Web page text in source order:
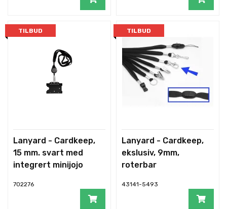
TILBUD
Lanyard - Cardkeep,
15 mm. svart med
integrert minijojo
702276
TILBUD
Lanyard - Cardkeep,
ekslusiv, 9mm,
roterbar
43141-5493